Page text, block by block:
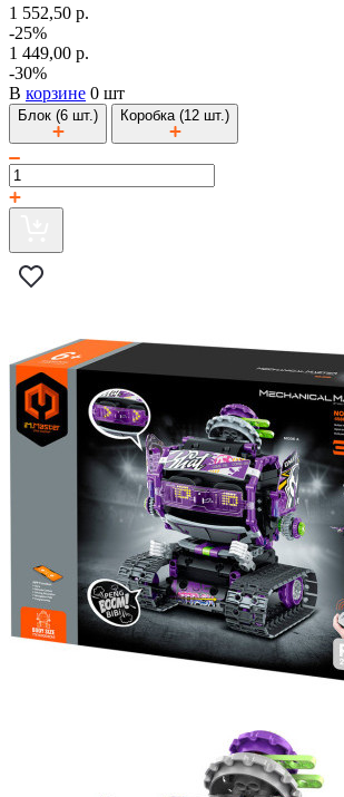
1 552,50 р.
-25%
1 449,00 р.
-30%
В корзине 0 шт
Блок (6 шт.) Коробка (12 шт.)